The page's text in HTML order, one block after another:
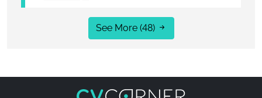
See More (48)